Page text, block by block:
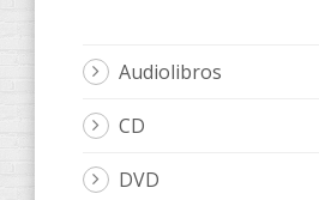
Audiolibros
CD
DVD